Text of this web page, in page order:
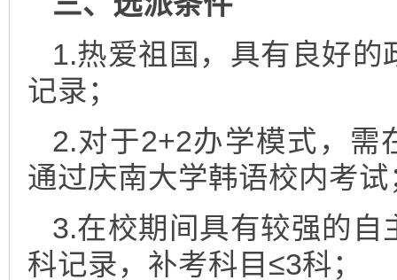
1.热爱祖国，具有良好
记录；
2.对于2+2办学模式，需
通过庆南大学韩语校内考试
3.在校期间具有较强的
科记录，补考科目≤3科；